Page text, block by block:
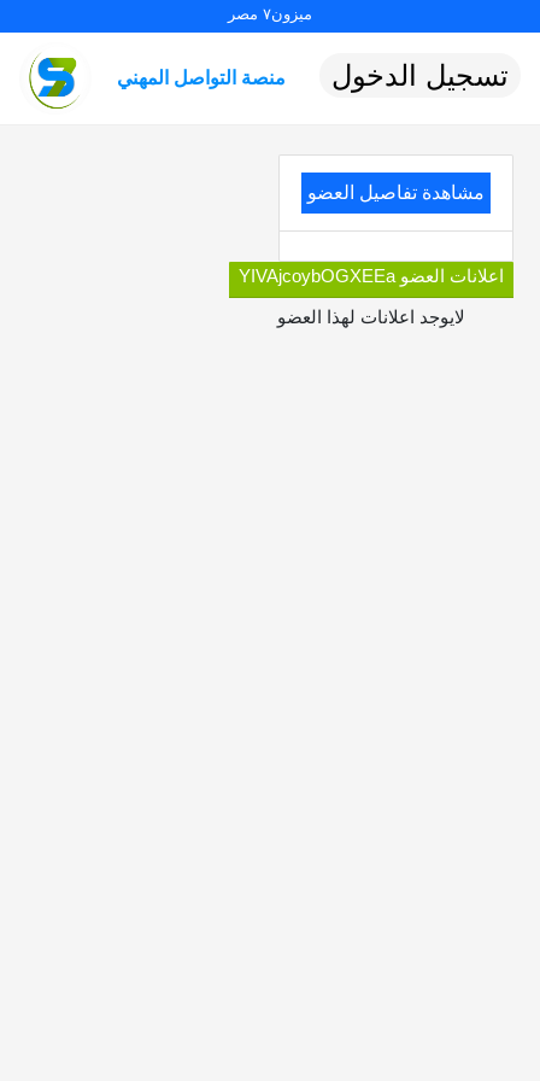
ميزون٧ مصر
منصة التواصل المهني تسجيل الدخول
مشاهدة تفاصيل العضو
اعلانات العضو YIVAjcoybOGXEEa
لايوجد اعلانات لهذا العضو